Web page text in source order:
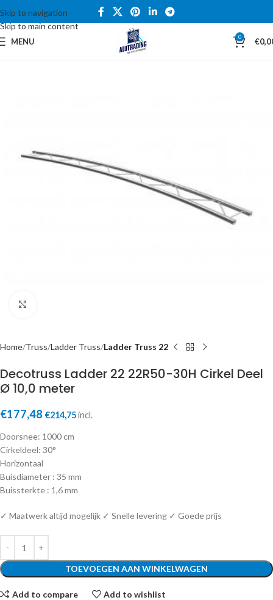
Skip to navigation
Skip to main content
MENU 0 €
Home Truss Ladder Truss Ladder Truss 22
Decotruss Ladder 22 22R50-30H Cirkel Deel
Ø 10,0 meter
€177,48 €214,75incl.
Doorsnee: 1000 cm
Cirkeldeel: 30°
Horizontaal
Buisdiameter : 35 mm
Buissterkte : 1,6 mm
✓ Maatwerk altijd mogelijk ✓ Snelle levering ✓ Goede prijs
TOEVOEGEN AAN WINKELWAGEN
Add to compare Add to wishlist